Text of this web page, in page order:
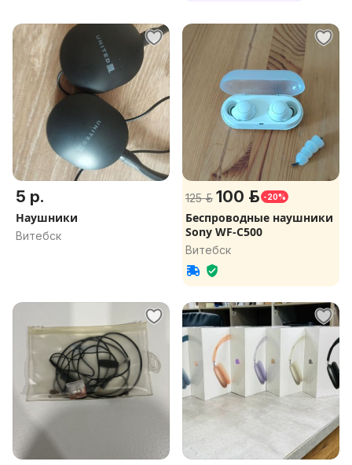
5 р.
Наушники
Витебск
125 р. 100 р. -20%
Беспроводные наушники
Sony WF-C500
Витебск